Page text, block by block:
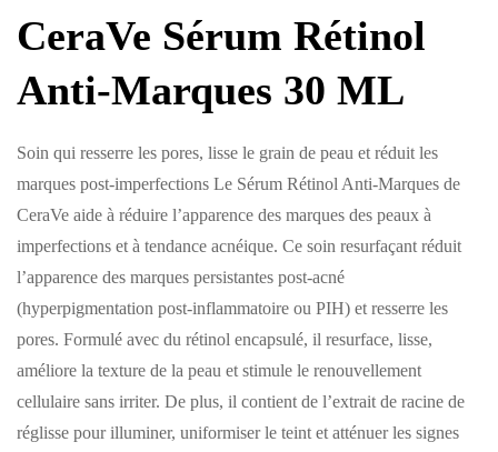
CeraVe Sérum Rétinol
Anti-Marques 30 ML
Soin qui resserre les pores, lisse le grain de peau et réduit les
marques post-imperfections Le Sérum Rétinol Anti-Marques de
CeraVe aide à réduire l’apparence des marques des peaux à
imperfections et à tendance acnéique. Ce soin resurfaçant réduit
l’apparence des marques persistantes post-acné
(hyperpigmentation post-inflammatoire ou PIH) et resserre les
pores. Formulé avec du rétinol encapsulé, il resurface, lisse,
améliore la texture de la peau et stimule le renouvellement
cellulaire sans irriter. De plus, il contient de l’extrait de racine de
réglisse pour illuminer, uniformiser le teint et atténuer les signes